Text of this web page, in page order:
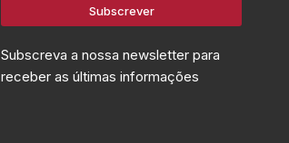
Subscrever
Subscreva a nossa newsletter para
receber as últimas informações